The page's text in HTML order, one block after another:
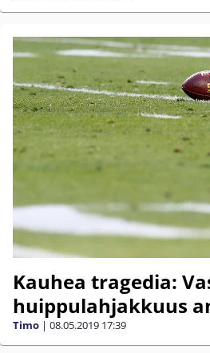
Kauhea tragedia:
huippulahjakkuus
Timo | 08.05.2019 17:39